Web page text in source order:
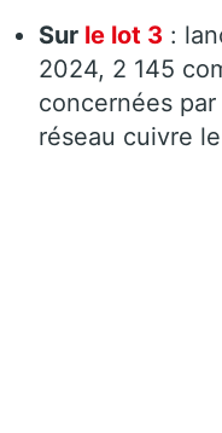
Sur le lot 3 :
2024, 2 145
concernées
réseau cuivre le